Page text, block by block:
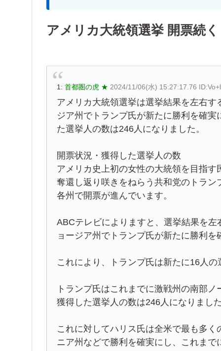
アメリカ大統領選挙 開票続
1: 首都圏の虎 ★ 2024/11/06(水) 15:27:17.76
アメリカ大統領選挙は選挙結果を左右
ジア州でトランプ氏が新たに勝利を確
た選挙人の数は246人になりました。
開票状況・獲得した選挙人の数
アメリカ史上初の女性の大統領を目指
奪還し返り咲きをねらう共和党のトラ
各州で開票が進んでいます。
ABCテレビによりますと、選挙結果を
ョージア州でトランプ氏が新たに勝利を
これにより、トランプ氏は新たに16人
トランプ氏はこれまでに激戦州の南部
獲得した選挙人の数は246人になりまし
これに対してハリス氏は全米で最も多
ニア州などで勝利を確実にし、これま